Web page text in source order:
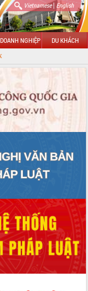
Vietnamese| English
DOANH NGHIỆP DU KHÁCH